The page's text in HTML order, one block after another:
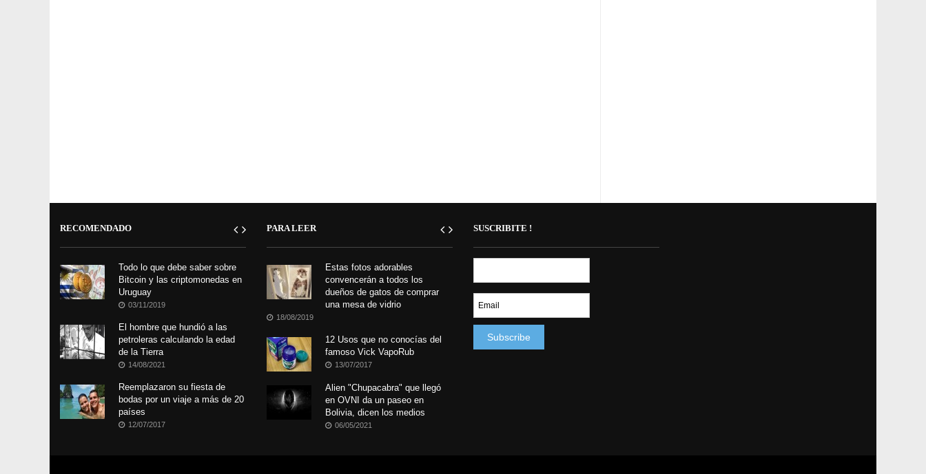
RECOMENDADO
Todo lo que debe saber sobre
Bitcoin y las criptomonedas en
Uruguay
03/11/2019
El hombre que hundió a las
petroleras calculando la edad
de la Tierra
14/08/2021
Reemplazaron su fiesta de
bodas por un viaje a más de 20
países
12/07/2017
PARA LEER
Estas fotos adorables
convencerán a todos los
dueños de gatos de comprar
una mesa de vidrio
18/08/2019
12 Usos que no conocías del
famoso Vick VapoRub
13/07/2017
Alien "Chupacabra" que llegó
en OVNI da un paseo en
Bolivia, dicen los medios
06/05/2021
SUSCRIBITE !